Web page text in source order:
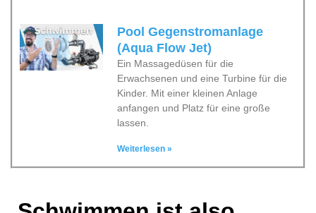
Pool Gegenstromanlage
(Aqua Flow Jet)
Ein Massagedüsen für die
Erwachsenen und eine Turbine für die
Kinder. Mit einer kleinen Anlage
anfangen und Platz für eine große
lassen.
Weiterlesen »